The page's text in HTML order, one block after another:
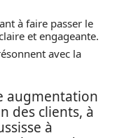
à faire passer le
et engageante.
avec la
augmentation
des clients, à
à